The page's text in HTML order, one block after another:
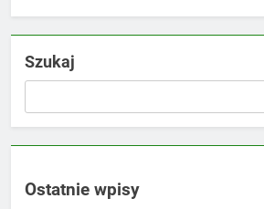
Szukaj
Ostatnie wpisy